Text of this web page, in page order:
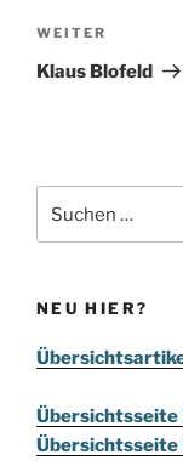
Nächster
Beitrag
WEITER
Klaus Blofeld
nach:
NEU HIER?
Übersichtsseite
Übersichtsseite